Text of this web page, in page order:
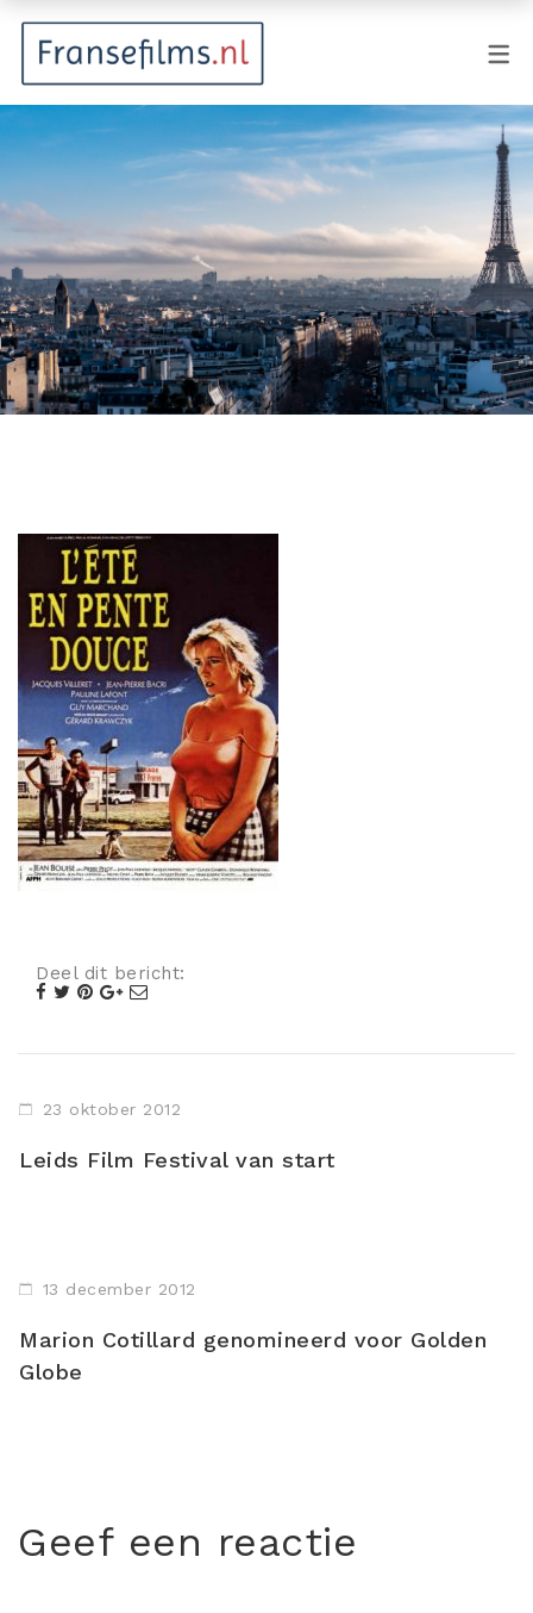
Animatie
Documentaire
Drama
Fantasy
Horror
Misdaad
Musical
Oorlogsfilm
Romantische komedie
Thriller
Deel dit bericht:
23 oktober 2012
Leids Film Festival van start
13 december 2012
Marion Cotillard genomineerd voor Golden
Globe
Geef een reactie